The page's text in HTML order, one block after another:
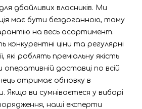
дбайливих власників. Ми
має бути бездоганною, тому
на весь асортимент.
конкурентні ціни та регулярні
які роблять преміальну якість
доставці по всій
отримає обновку в
Якщо ви сумніваєтеся у виборі
наші експерти